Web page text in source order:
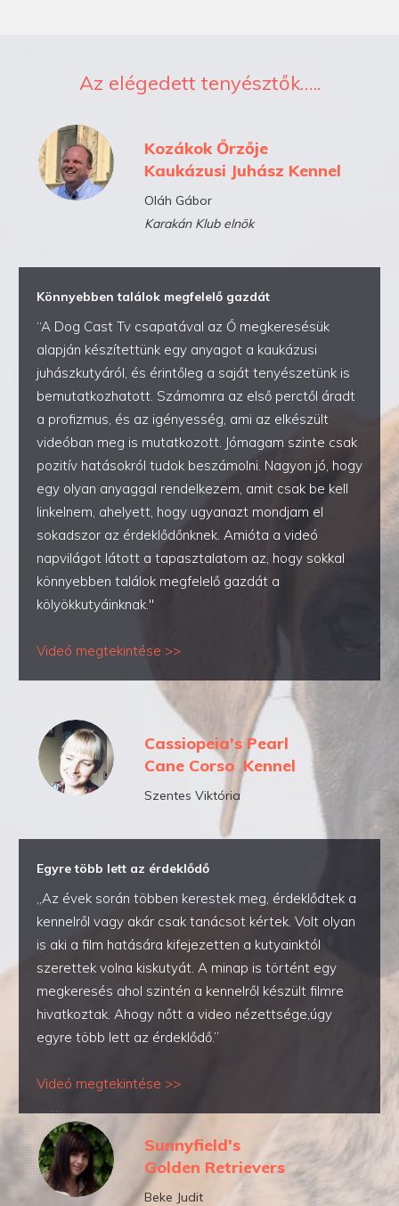
Az elégedett tenyésztők…..
Kozákok Őrzője
Kaukázusi Juhász Kennel
Oláh Gábor
Karakán Klub elnök
Könnyebben találok megfelelő gazdát
“A Dog Cast Tv csapatával az Ő megkeresésük
alapján készítettünk egy anyagot a kaukázusi
juhászkutyáról, és érintőleg a saját tenyészetünk is
bemutatkozhatott. Számomra az első perctől áradt
a profizmus, és az igényesség, ami az elkészült
videóban meg is mutatkozott. Jómagam szinte csak
pozitív hatásokról tudok beszámolni. Nagyon jó, hogy
egy olyan anyaggal rendelkezem, amit csak be kell
linkelnem, ahelyett, hogy ugyanazt mondjam el
sokadszor az érdeklődőnknek. Amióta a videó
napvilágot látott a tapasztalatom az, hogy sokkal
könnyebben találok megfelelő gazdát a
kölyökkutyáinknak."
Videó megtekintése >>
Cassiopeia's Pearl
Cane Corso Kennel
Szentes Viktória
Egyre több lett az érdeklődő
„Az évek során többen kerestek meg, érdeklődtek a
kennelről vagy akár csak tanácsot kértek. Volt olyan
is aki a film hatására kifejezetten a kutyainktól
szerettek volna kiskutyát. A minap is történt egy
megkeresés ahol szintén a kennelről készült filmre
hivatkoztak. Ahogy nőtt a video nézettsége,úgy
egyre több lett az érdeklődő.”
Videó megtekintése >>
Sunnyfield's
Golden Retrievers
Beke Judit